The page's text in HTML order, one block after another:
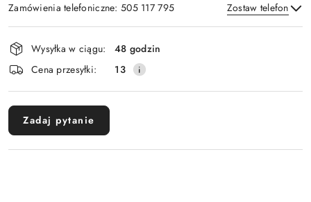
Zamówienia telefoniczne: 505 117 795 Zostaw telefon
Wyślij
Dostępność
i
dostawa
Wysyłka w ciągu:
48 godzin
Cena przesyłki:
13
Zadaj pytanie